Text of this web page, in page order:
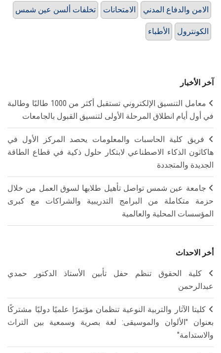
تخلفات ألسن عين شمس الامتحانات الامن والدفاع المدني
الأطباء الكونترول
آخر الأخبار
معامل التنسيق الإلكتروني تستقبل أكثر من 1000 طالبًا وطالبة
في أول أيام انطلاق المرحلة الأولى لتنسيق القبول بالجامعات
فريق كلية الحاسبات والمعلومات يحصد المركز الأول في
هاكاثون الذكاء الاصطناعي لابتكار حلول ذكية في قطاع الطاقة
الجديدة والمتجددة
جامعة عين شمس تواصل تأهيل طلابها لسوق العمل من خلال
حزمة متكاملة من البرامج التدريبية والشراكات مع كبرى
المؤسسات المحلية والعالمية
أخر الاحداث
كلية الحقوق تنظم حفل تأبين الأستاذ الدكتور حمدي
عبدالرحمن
كليتا الآثار والتربية النوعية تنظمان مؤتمرًا علميًا دوليًا مشتركًا
بعنوان "الألوان والموسيقى: لغة بصرية وسمعية بين التراث
والاستدامة"